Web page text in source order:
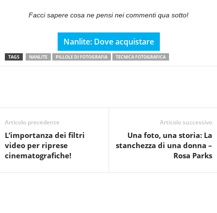
Facci sapere cosa ne pensi nei commenti qua sotto!
Nanlite: Dove acquistare
TAGS NANLITE PILLOLE DI FOTOGRAFIA TECNICA FOTOGRAFICA
Articolo precedente
L’importanza dei filtri
video per riprese
cinematografiche!
Articolo successivo
Una foto, una storia: La
stanchezza di una donna –
Rosa Parks